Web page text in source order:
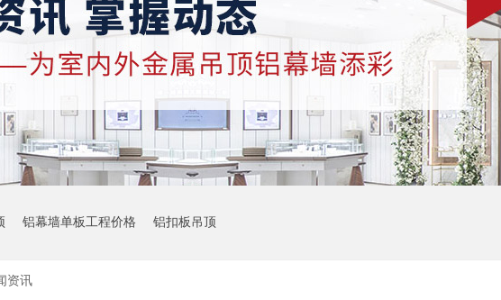
铝幕墙单板工程价格 铝扣板吊顶
资讯